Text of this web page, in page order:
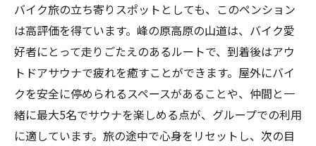
バイク旅の立ち寄りスポットとしても、このペンション
は高評価を得ています。峰の原高原の山道は、バイク愛
好者にとって走りごたえのあるルートで、到着後はアウ
トドアサウナで疲れを癒すことができます。屋外にバイ
クを安全に停められるスペースがあることや、仲間と一
緒に最大5名でサウナを楽しめる点が、グループでの利用
に適しています。旅の途中で心身をリセットし、次の目